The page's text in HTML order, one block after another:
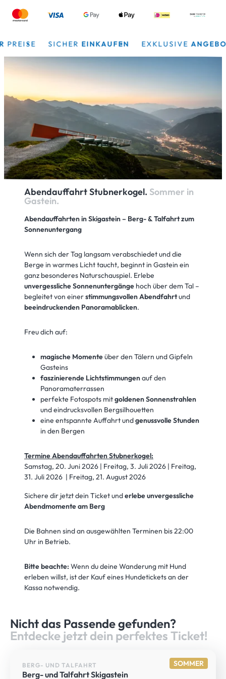
SICHEREINKAUFEN EXKLUSIVEANGEBOTE
Abendauffahrt Stubnerkogel. Sommer in
Gastein.
Abendauffahrten in Skigastein – Berg- & Talfahrt zum
Sonnenuntergang
Wenn sich der Tag langsam verabschiedet und die
Berge in warmes Licht taucht, beginnt in Gastein ein
ganz besonderes Naturschauspiel. Erlebe
unvergessliche Sonnenuntergänge hoch über dem Tal –
begleitet von einerstimmungsvollen Abendfahrtund
beeindruckenden Panoramablicken.
Freu dich auf:
magische Momenteüber den Tälern und Gipfeln
Gasteins
faszinierende Lichtstimmungenauf den
Panoramaterrassen
perfekte Fotospots mitgoldenen Sonnenstrahlen
und eindrucksvollen Bergsilhouetten
eine entspannte Auffahrt undgenussvolle Stunden
in den Bergen
Termine Abendauffahrten Stubnerkogel:
Samstag, 20. Juni 2026 | Freitag, 3. Juli 2026 | Freitag,
31. Juli 2026 | Freitag, 21. August 2026
Sichere dir jetzt dein Ticket underlebe unvergessliche
Abendmomente am Berg
Die Bahnen sind an ausgewählten Terminen bis 22:00
Uhr in Betrieb.
Bitte beachte: Wenn du deine Wanderung mit Hund
erleben willst, ist der Kauf eines Hundetickets an der
Kassa notwendig.
Nicht das Passende gefunden?
Entdecke jetzt dein perfektes Ticket!
SOMMER
BERG- UND TALFAHRT
Berg- und Talfahrt Skigastein